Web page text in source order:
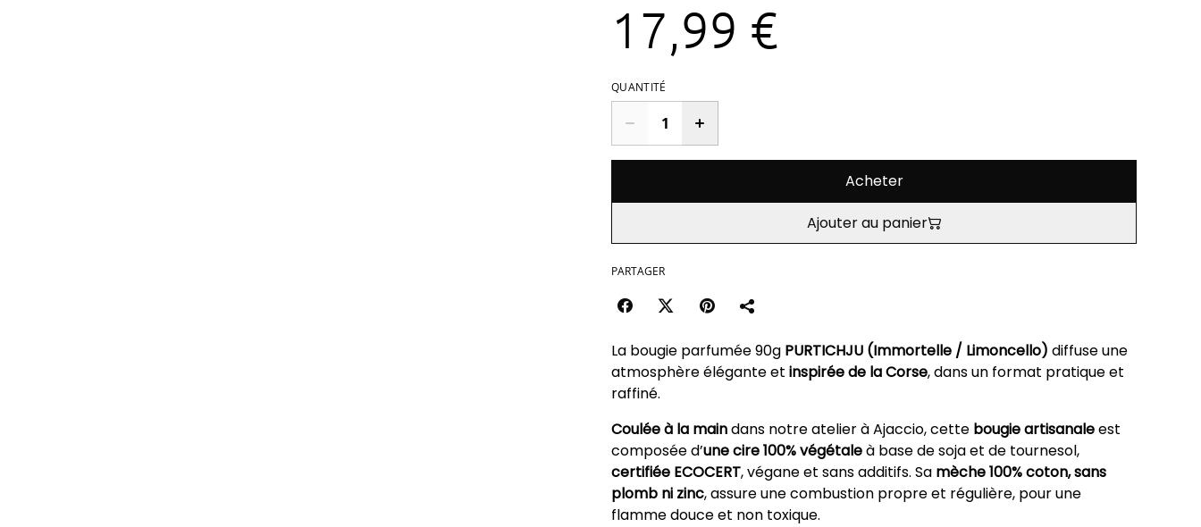
17,99 €
QUANTITÉ
Acheter
Ajouter au panier
PARTAGER
La bougie parfumée 90g PURTICHJU (Immortelle / Limoncello) diffuse une
atmosphère élégante et inspirée de la Corse, dans un format pratique et
raffiné.
Coulée à la maindans notre atelier à Ajaccio, cette bougie artisanaleest
composée d’une cire 100% végétaleà base de soja et de tournesol,
certifiée ECOCERT, végane et sans additifs. Sa mèche 100% coton, sans
plomb ni zinc, assure une combustion propre et régulière, pour une
flamme douce et non toxique.